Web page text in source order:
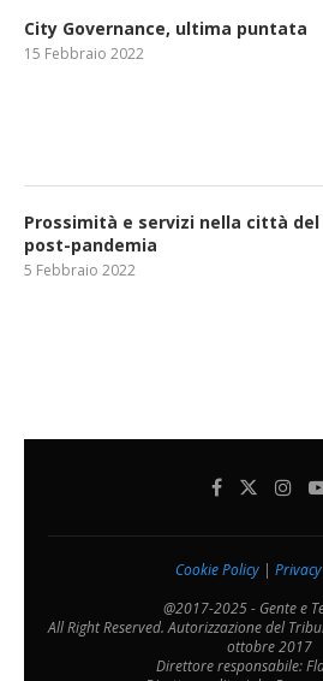
City Governance, ultima puntata
15 Febbraio 2022
Prossimità e servizi nella città del
post-pandemia
5 Febbraio 2022
Cookie Policy |
@2017-2025 - Gente e
All Right Reserved. Autorizzazione del
ottobre 2017
Direttore responsabile: